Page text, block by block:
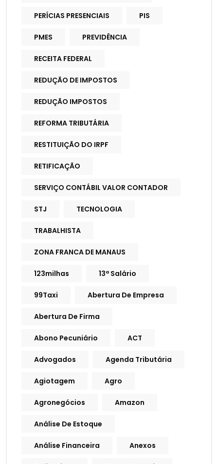
PERÍCIAS PRESENCIAIS PIS
PMES PREVIDÊNCIA
RECEITA FEDERAL
REDUÇÃO DE IMPOSTOS
REDUÇÃO IMPOSTOS
REFORMA TRIBUTÁRIA
RESTITUIÇÃO DO IRPF
RETIFICAÇÃO
SERVIÇO CONTÁBIL VALOR CONTADOR
STJ TECNOLOGIA
TRABALHISTA
ZONA FRANCA DE MANAUS
123milhas 13ª Salário
99Taxi Abertura De Empresa
Abertura De Firma
Abono Pecuniário ACT
Advogados Agenda Tributária
Agiotagem Agro
Agronegócios Amazon
Análise De Estoque
Análise Financeira Anexos